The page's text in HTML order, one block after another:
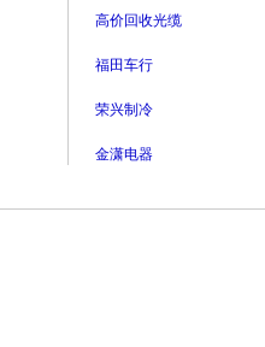
高价回收光缆
福田车行
荣兴制冷
金潇电器